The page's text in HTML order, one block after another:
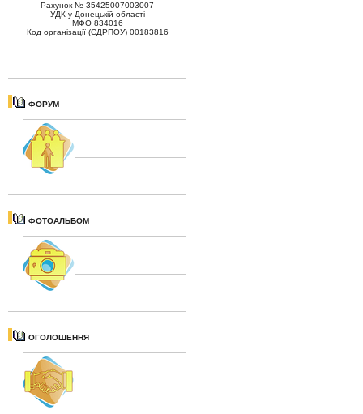
Рахунок № 35425007003007
УДК у Донецькій області
МФО 834016
Код організації (ЄДРПОУ) 00183816
ФОРУМ
ФОТОАЛЬБОМ
ОГОЛОШЕННЯ